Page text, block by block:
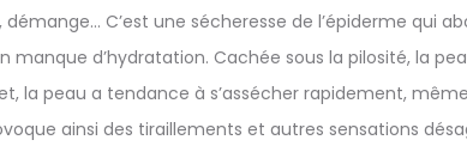
démange… C’est une sécheresse de l’épiderme qui
manque d’hydratation. Cachée sous la pilosité, la
la peau a tendance à s’assécher rapidement,
ainsi des tiraillements et autres sensations